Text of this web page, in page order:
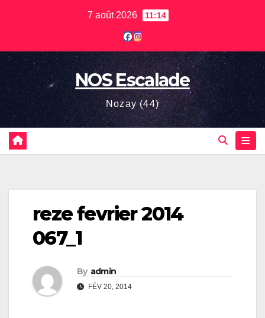
7 août 2026 11:14
NOS Escalade
Nozay (44)
reze fevrier 2014
067_1
By admin
FÉV 20, 2014